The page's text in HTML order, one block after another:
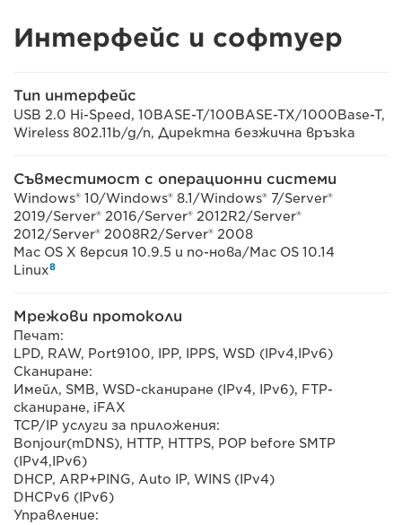
Интерфейс и софтуер
Тип интерфейс
USB 2.0 Hi-Speed, 10BASE-T/100BASE-TX/1000Base-T,
Wireless 802.11b/g/n, Директна безжична връзка
Съвместимост с операционни системи
Windows® 10/Windows® 8.1/Windows® 7/Server®
2019/Server® 2016/Server® 2012R2/Server®
2012/Server® 2008R2/Server® 2008
Mac OS X версия 10.9.5 и по-нова/Mac OS 10.14
Linux8
Мрежови протоколи
Печат:
LPD, RAW, Port9100, IPP, IPPS, WSD (IPv4,IPv6)
Сканиране:
Имейл, SMB, WSD-сканиране (IPv4, IPv6), FTP-
сканиране, iFAX
TCP/IP услуги за приложения:
Bonjour(mDNS), HTTP, HTTPS, POP before SMTP
(IPv4,IPv6)
DHCP, ARP+PING, Auto IP, WINS (IPv4)
DHCPv6 (IPv6)
Управление: